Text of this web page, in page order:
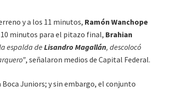
y a los 11 minutos, Ramón Wanchope
minutos para el pitazo final, Brahian
espalda de Lisandro Magallán, descolocó
, señalaron medios de Capital Federal.
Boca Juniors; y sin embargo, el conjunto